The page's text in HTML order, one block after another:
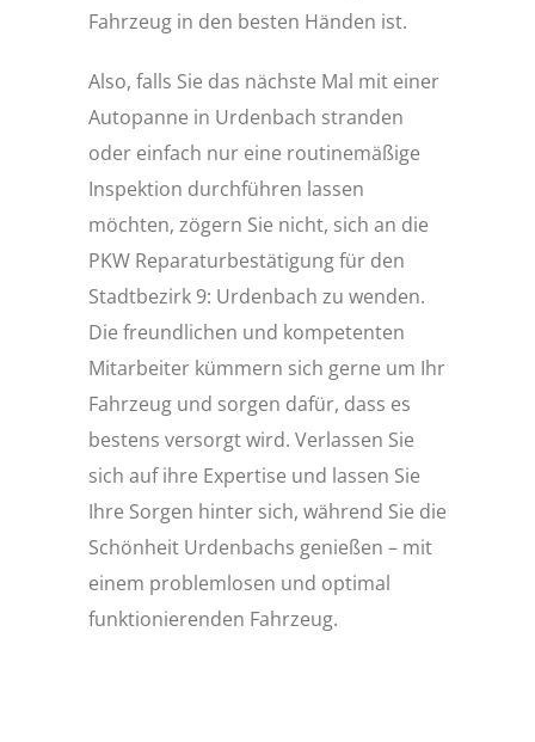
Fahrzeug in den besten Händen ist.
Also, falls Sie das nächste Mal mit einer
Autopanne in Urdenbach stranden
oder einfach nur eine routinemäßige
Inspektion durchführen lassen
möchten, zögern Sie nicht, sich an die
PKW Reparaturbestätigung für den
Stadtbezirk 9: Urdenbach zu wenden.
Die freundlichen und kompetenten
Mitarbeiter kümmern sich gerne um Ihr
Fahrzeug und sorgen dafür, dass es
bestens versorgt wird. Verlassen Sie
sich auf ihre Expertise und lassen Sie
Ihre Sorgen hinter sich, während Sie die
Schönheit Urdenbachs genießen – mit
einem problemlosen und optimal
funktionierenden Fahrzeug.